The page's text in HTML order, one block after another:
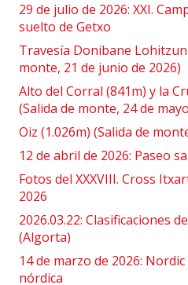
29 de julio de 2026: XXI.
suelto de Getxo
Travesía Donibane
monte, 21 de junio de 2026)
Alto del Corral (841m) y la
(Salida de monte, 24 de
Oiz (1.026m) (Salida de
12 de abril de 2026: Paseo
Fotos del XXXVIII. Cross
2026
2026.03.22: Clasificaciones
(Algorta)
14 de marzo de 2026:
nórdica